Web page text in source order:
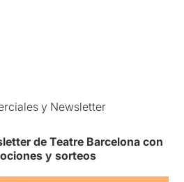
y Newsletter
de Teatre Barcelona con
y sorteos